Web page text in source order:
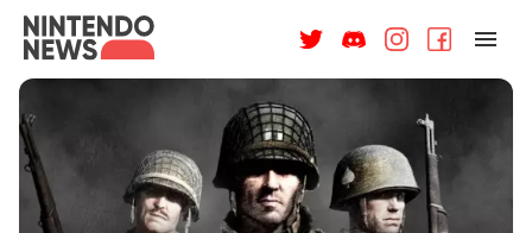
NEWSY
RECENZJE